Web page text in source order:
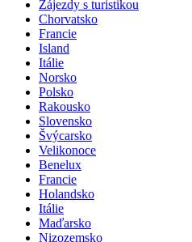
Zájezdy s turistikou
Chorvatsko
Francie
Island
Itálie
Norsko
Polsko
Rakousko
Slovensko
Švýcarsko
Velikonoce
Benelux
Francie
Holandsko
Itálie
Maďarsko
Nizozemsko